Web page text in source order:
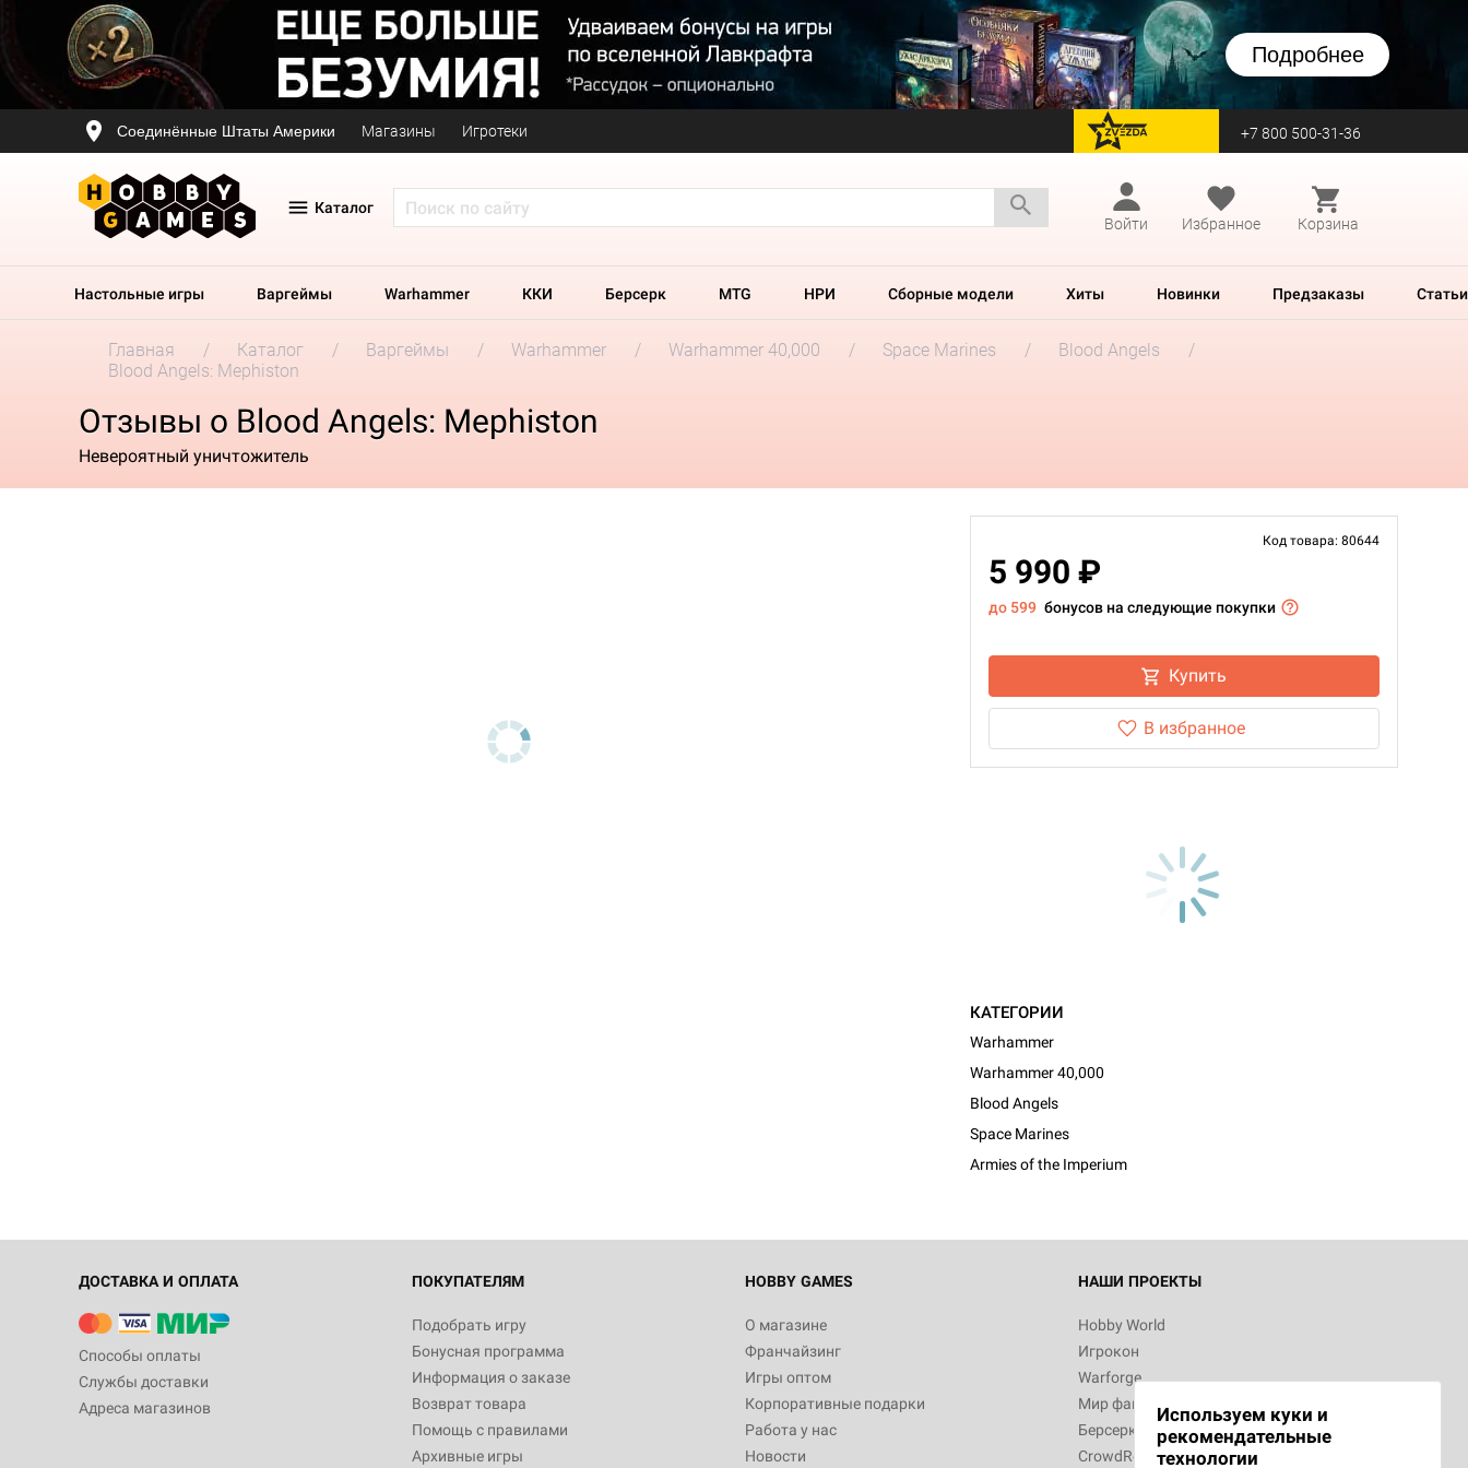
Подробнее
Соединённые Штаты Америки Магазины Игротеки перейти на Zvezda +7 800 500-31-36
Каталог
Войти
Избранное Корзина
Настольные игры Варгеймы Warhammer ККИ Берсерк MTG НРИ Сборные модели Хиты Новинки Предзаказы Статьи
Главная Каталог Варгеймы Warhammer Warhammer 40,000 Space Marines
Blood Angels
Blood Angels: Mephiston
Отзывы о Blood Angels: Mephiston
Невероятный уничтожитель
Код товара: 80644
5 990 ₽
до 599 бонусов на следующие покупки
Купить
В избранное
КАТЕГОРИИ
Warhammer
Warhammer 40,000
Blood Angels
Space Marines
Armies of the Imperium
ДОСТАВКА И ОПЛАТА
Способы оплаты
Службы доставки
Адреса магазинов
ПОКУПАТЕЛЯМ
Подобрать игру
Бонусная программа
Информация о заказе
Возврат товара
Помощь с правилами
Архивные игры
HOBBY GAMES
О магазине
Франчайзинг
Игры оптом
Корпоративные подарки
Работа у нас
Новости
НАШИ ПРОЕКТЫ
Hobby World
Игрокон
Warforge
Мир фантастики
Берсерк
CrowdRepublic
Используем куки и
рекомендательные
технологии